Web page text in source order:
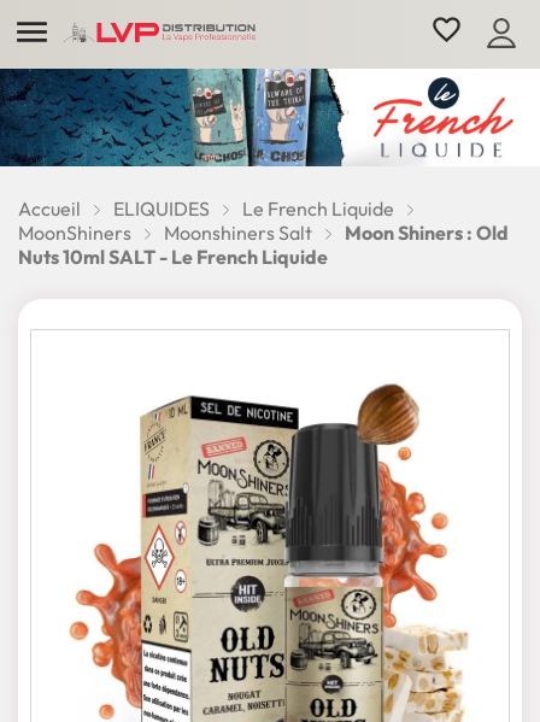
 favorite_border
Accueil ELIQUIDES
Le French Liquide
MoonShiners
Moonshiners Salt
Moon Shiners : Old
Nuts 10ml SALT - Le French Liquide